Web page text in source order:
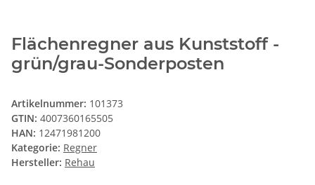
Flächenregner aus Kunststoff -
grün/grau-Sonderposten
Artikelnummer: 101373
GTIN: 4007360165505
HAN: 12471981200
Kategorie: Regner
Hersteller: Rehau